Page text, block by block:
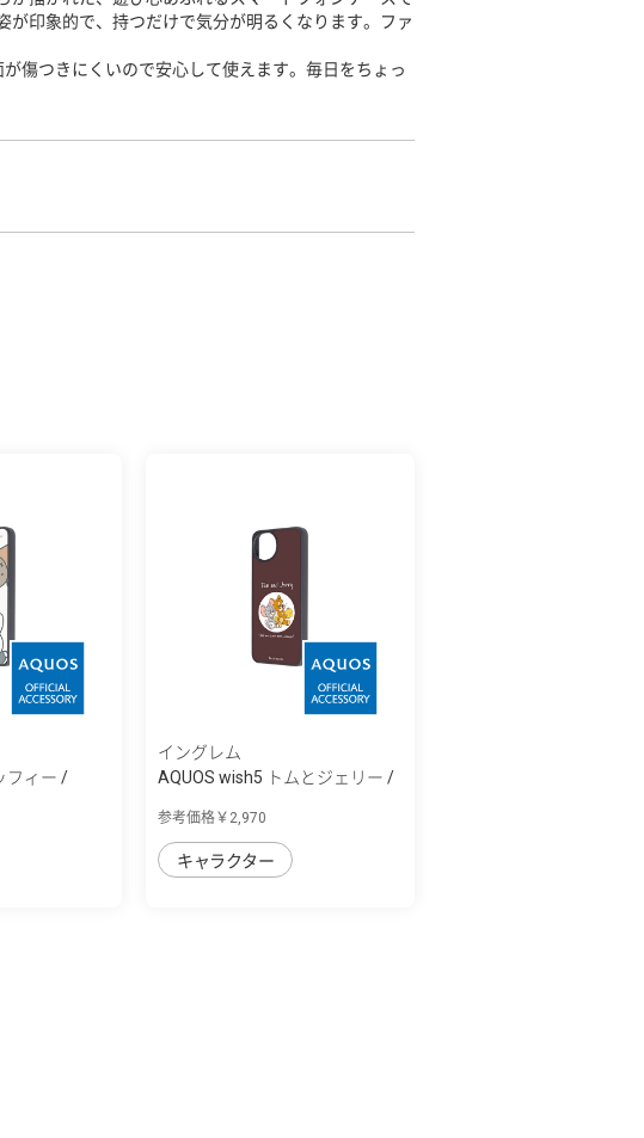
印象的で、持つだけで気分が明るくなります。ファ
傷つきにくいので安心して使えます。毎日をちょっ
フィー /
イングレム
AQUOS wish5 トムとジェリー /
参考価格￥2,970
キャラクター